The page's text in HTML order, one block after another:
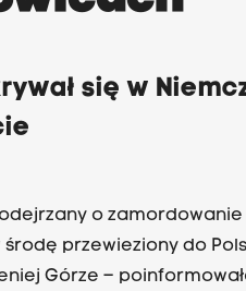
się w
o zamordowanie
przewieziony do
Górze –